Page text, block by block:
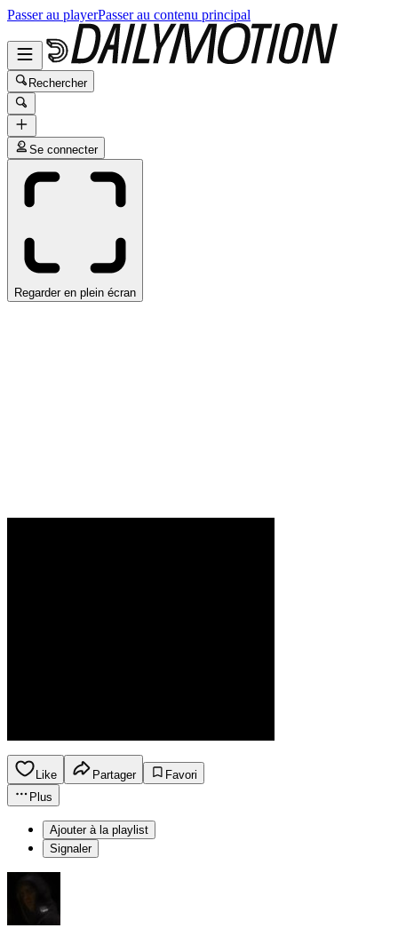
Passer au playerPasser au contenu principal
Rechercher
Se connecter
Regarder en plein écran
Like Partager
Favori
Plus
Ajouter à la playlist
Signaler